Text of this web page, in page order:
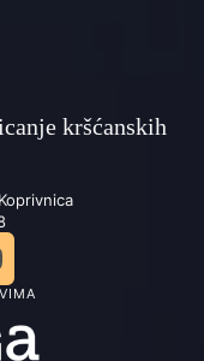
kršćanskih